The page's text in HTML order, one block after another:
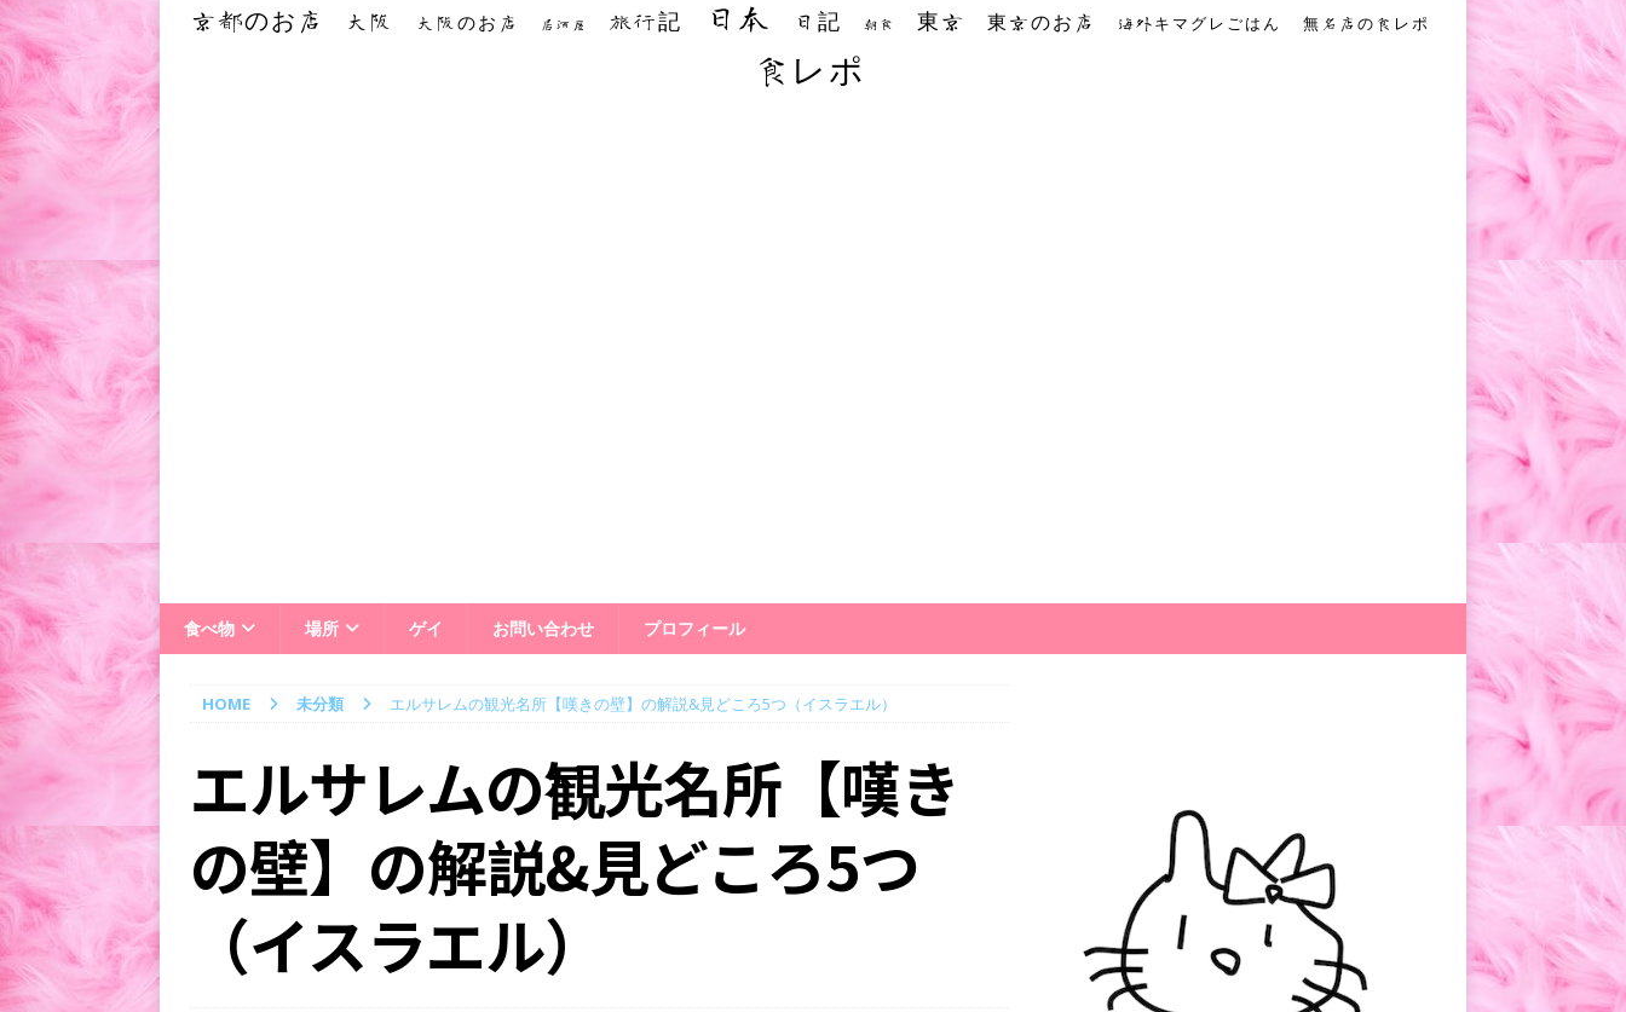
京都のお店 大阪 大阪のお店 居酒屋 旅行記 日本 日記 朝食 東京 東京のお店 海外キマグレごはん 無名店の食レポ
食レポ
食べ物 場所 ゲイ お問い合わせ プロフィール
HOME 未分類 エルサレムの観光名所【嘆きの壁】の解説&見どころ5つ（イスラエル）
エルサレムの観光名所【嘆き
の壁】の解説&見どころ5つ
（イスラエル）